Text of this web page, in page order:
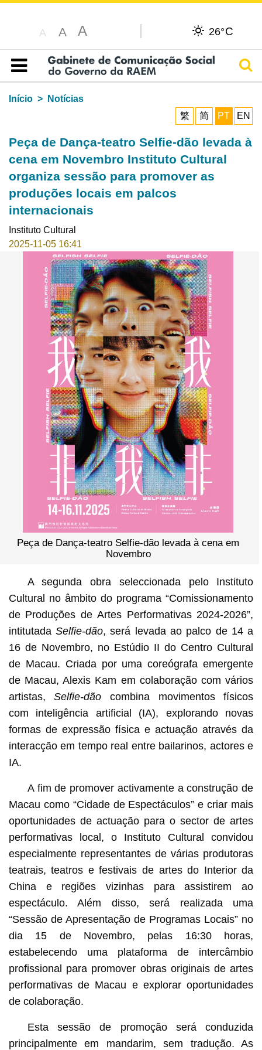
A A A 26°C
Índice
Início
Notícias
繁
简 PT EN
Peça de Dança-teatro Selfie-dão levada à
cena em Novembro Instituto Cultural
organiza sessão para promover as
produções locais em palcos
internacionais
Instituto Cultural
2025-11-05 16:41
Peça de Dança-teatro Selfie-dão levada à cena em
Novembro
A segunda obra seleccionada pelo Instituto
Cultural no âmbito do programa “Comissionamento
de Produções de Artes Performativas 2024-2026”,
intitutadaSelfie-dão, será levada ao palco de 14 a
16 de Novembro, no Estúdio II do Centro Cultural
de Macau. Criada por uma coreógrafa emergente
de Macau, Alexis Kam em colaboração com vários
artistas,Selfie-dão combina movimentos físicos
com inteligência artificial (IA), explorando novas
formas de expressão física e actuação através da
interacção em tempo real entre bailarinos, actores e
IA.
A fim de promover activamente a construção de
Macau como “Cidade de Espectáculos” e criar mais
oportunidades de actuação para o sector de artes
performativas local, o Instituto Cultural convidou
especialmente representantes de várias produtoras
teatrais, teatros e festivais de artes do Interior da
China e regiões vizinhas para assistirem ao
espectáculo. Além disso, será realizada uma
“Sessão de Apresentação de Programas Locais” no
dia 15 de Novembro, pelas 16:30 horas,
estabelecendo uma plataforma de intercâmbio
profissional para promover obras originais de artes
performativas de Macau e explorar oportunidades
de colaboração.
Esta sessão de promoção será conduzida
principalmente em mandarim, sem tradução. As